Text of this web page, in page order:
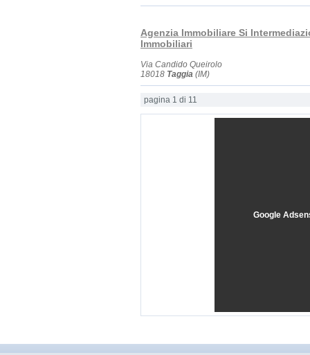
Agenzia Immobiliare Si
Immobiliari
Via Candido Queirolo
18018 Taggia (IM)
pagina 1 di 11
Google